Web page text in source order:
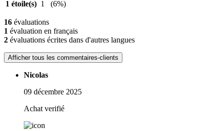
1 étoile(s) 1 (6%)
16 évaluations
1 évaluation en français
2 évaluations écrites dans d'autres langues
Afficher tous les commentaires-clients
Nicolas
09 décembre 2025
Achat verifié